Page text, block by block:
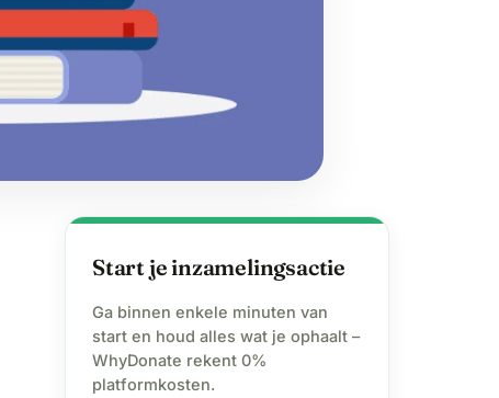
Start je inzamelingsactie
Ga binnen enkele minuten van
start en houd alles wat je ophaalt –
WhyDonate rekent 0%
platformkosten.